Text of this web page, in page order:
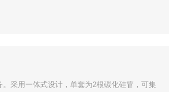
准。
采用一体式设计，单套为2根碳化硅管，可集